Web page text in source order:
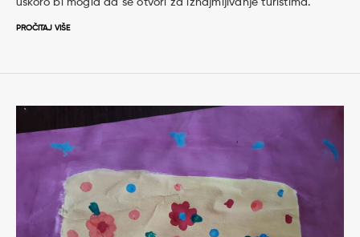
PROČITAJ VIŠE